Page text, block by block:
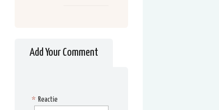
Add Your Comment
Reactie
*